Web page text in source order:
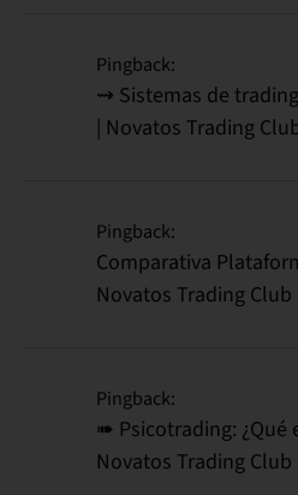
Pingback:
⇝ Sistemas de
| Novatos Trading
Pingback:
Comparativa
Novatos Trading Club
Pingback:
➠ Psicotrading: ¿Qué
Novatos Trading Club